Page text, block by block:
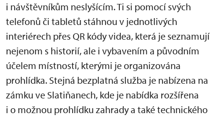
i návštěvníkům neslyšícím. Ti si pomocí svých
telefonů či tabletů stáhnou v jednotlivých
interiérech přes QR kódy videa, která je seznamují
nejenom s historií, ale i vybavením a původním
účelem místností, kterými je organizována
prohlídka. Stejná bezplatná služba je nabízena na
zámku ve Slatiňanech, kde je nabídka rozšířena
i o možnou prohlídku zahrady a také technického